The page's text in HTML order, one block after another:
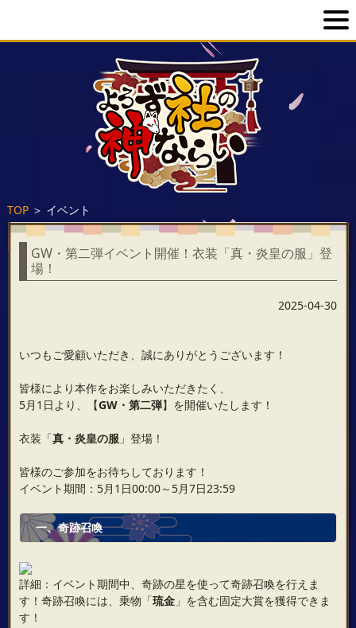
TOP＞ イベント
GW・第二弾イベント開催！衣装「真・炎皇の服」登
場！
2025-04-30
いつもご愛顧いただき、誠にありがとうございます！
皆様により本作をお楽しみいただきたく、
5月1日より、【GW・第二弾】を開催いたします！
衣装「真・炎皇の服」登場！
皆様のご参加をお待ちしております！
イベント期間：5月1日00:00～5月7日23:59
一、奇跡召喚
詳細：イベント期間中、奇跡の星を使って奇跡召喚を行えま
す！奇跡召喚には、乗物「琉金」を含む固定大賞を獲得できま
す！